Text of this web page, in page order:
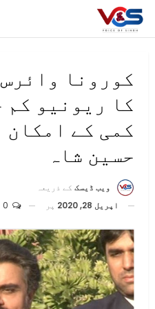
کورونا
کا ریونیو کم
کمی کے امکان
حسین شاہ
ویب ڈیسک کے ذریعہ
اپریل 28, 2020
پر